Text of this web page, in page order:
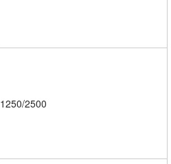
1250/2500